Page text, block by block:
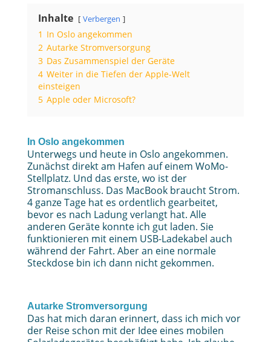
Inhalte Verbergen
1 In Oslo angekommen
2 Autarke Stromversorgung
3 Das Zusammenspiel der Geräte
4 Weiter in die Tiefen der Apple-Welt
einsteigen
5 Apple oder Microsoft?
In Oslo angekommen
Unterwegs und heute in Oslo angekommen.
Zunächst direkt am Hafen auf einem WoMo-
Stellplatz. Und das erste, wo ist der
Stromanschluss. Das MacBook braucht Strom.
4 ganze Tage hat es ordentlich gearbeitet,
bevor es nach Ladung verlangt hat. Alle
anderen Geräte konnte ich gut laden. Sie
funktionieren mit einem USB-Ladekabel auch
während der Fahrt. Aber an eine normale
Steckdose bin ich dann nicht gekommen.
Autarke Stromversorgung
Das hat mich daran erinnert, dass ich mich vor
der Reise schon mit der Idee eines mobilen